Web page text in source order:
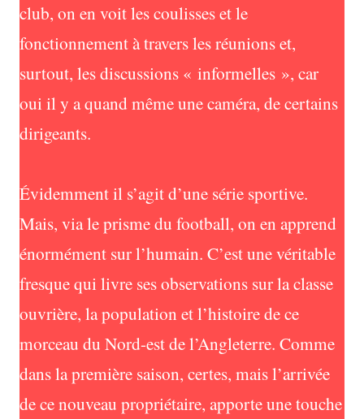
club, on en voit les coulisses et le
fonctionnement à travers les réunions et,
surtout, les discussions « informelles », car
oui il y a quand même une caméra, de certains
dirigeants.
Évidemment il s’agit d’une série sportive.
Mais, via le prisme du football, on en apprend
énormément sur l’humain. C’est une véritable
fresque qui livre ses observations sur la classe
ouvrière, la population et l’histoire de ce
morceau du Nord-est de l’Angleterre. Comme
dans la première saison, certes, mais l’arrivée
de ce nouveau propriétaire, apporte une touche